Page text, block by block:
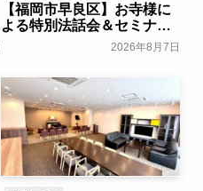
【福岡市早良区】お寺様に
よる特別法話会＆セミナー
特典「無料試食会」を8月
18日(月)にシティホール飯
一般公開
2026年8月7日